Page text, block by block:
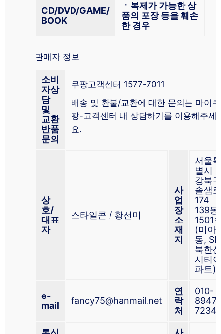
CD/DVD/GAME/
BOOK
ㆍ복제가 가능한 상
품의 포장 등을 훼손
한 경우
판매자 정보
소비
자상
담
및
교환
반품
문의
쿠팡고객센터 1577-7011
배송 및 환불/교환에 대한 문의는 마이쿠
팡-고객센터 내 상담하기를 이용해주세
요.
상
호/
대표
자
스타일콘 / 황선미
사
업
장
소
재
지
서울특
별시
강북구
솔샘로
174
139동
1501
(미아
동, SK
북한산
시티아
파트)
e-
mail
fancy75@hanmail.net
연
락
처
010-
8947-
7234